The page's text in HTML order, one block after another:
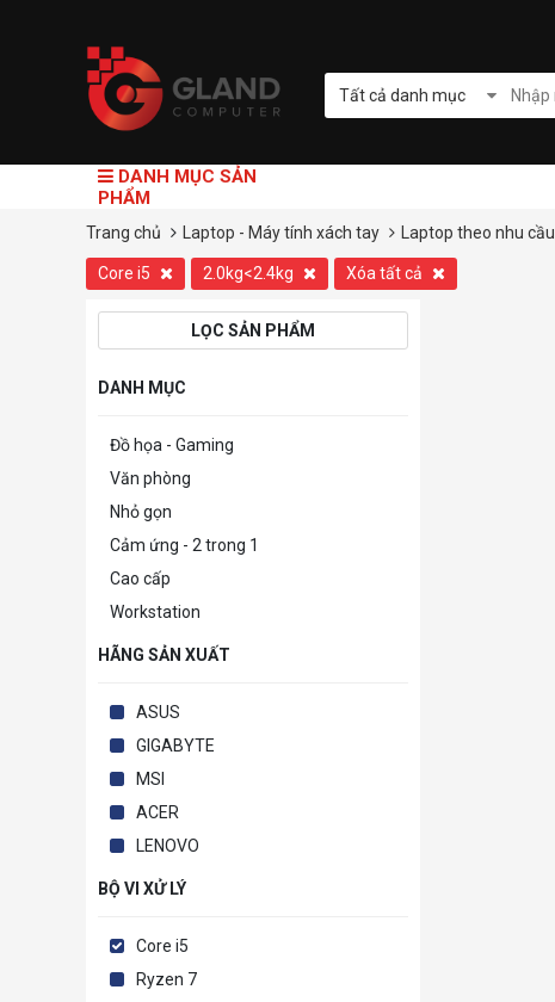
Tất cả danh mục
DANH MỤC SẢN
PHẨM
Trang chủ Laptop - Máy tính xách tay Laptop theo nhu cầu
Core i5 2.0kg<2.4kg Xóa tất cả
LỌC SẢN PHẨM
DANH MỤC
Đồ họa - Gaming
Văn phòng
Nhỏ gọn
Cảm ứng - 2 trong 1
Cao cấp
Workstation
HÃNG SẢN XUẤT
ASUS
GIGABYTE
MSI
ACER
LENOVO
BỘ VI XỬ LÝ
Core i5
Ryzen 7